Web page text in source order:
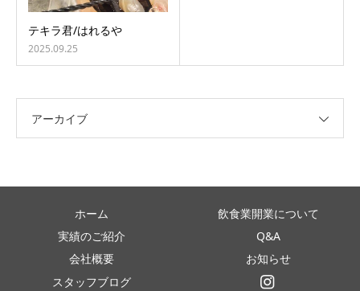
テキラ君/はれるや
2025.09.25
アーカイブ
ホーム
飲食業開業について
実績のご紹介
Q&A
会社概要
お知らせ
スタッフブログ